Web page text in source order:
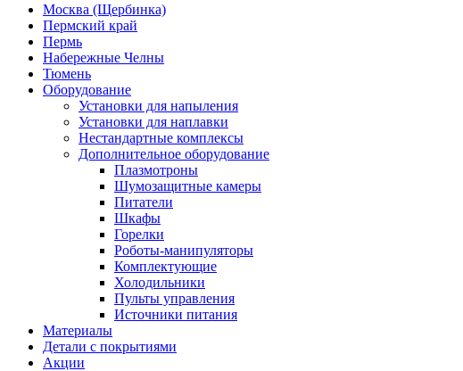
Москва (Щербинка)
Пермский край
Пермь
Набережные Челны
Тюмень
Оборудование
Установки для напыления
Установки для наплавки
Нестандартные комплексы
Дополнительное оборудование
Плазмотроны
Шумозащитные камеры
Питатели
Шкафы
Горелки
Роботы-манипуляторы
Комплектующие
Холодильники
Пульты управления
Источники питания
Материалы
Детали с покрытиями
Акции